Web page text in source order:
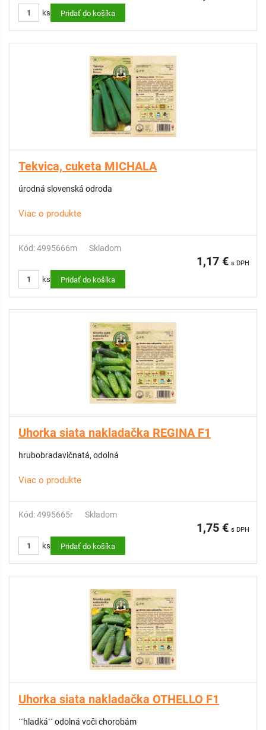
ks Pridať do košíka
Tekvica, cuketa MICHALA
úrodná slovenská odroda
Viac o produkte
Kód: 4995666m Skladom
1,17 € s DPH
ks Pridať do košíka
Uhorka siata nakladačka REGINA F1
hrubobradavičnatá, odolná
Viac o produkte
Kód: 4995665r Skladom
1,75 € s DPH
ks Pridať do košíka
Uhorka siata nakladačka OTHELLO F1
´´hladká´´ odolná voči chorobám